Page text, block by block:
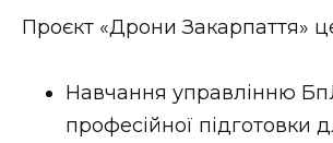
ФОТО
Проєкт «Дрони Закарпаття»
Навчання управлінню
професійної підготовки